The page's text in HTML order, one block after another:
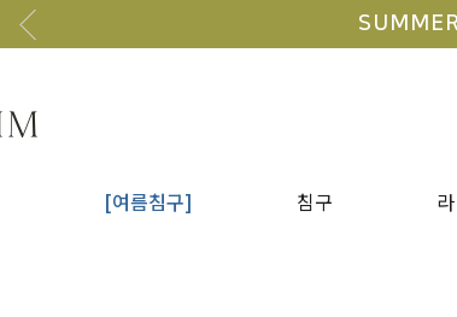
[여름침구] 침구